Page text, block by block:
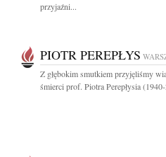
przyjaźni...
PIOTR PEREPŁYS
Z głębokim smutkiem przyjęliśmy
śmierci prof. Piotra Perepłysia